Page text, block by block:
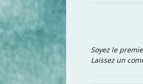
Soyez le
Laissez un